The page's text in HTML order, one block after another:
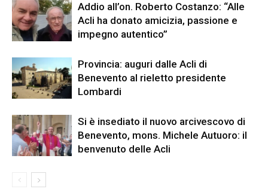
Addio all’on. Roberto Costanzo: “Alle
Acli ha donato amicizia, passione e
impegno autentico”
Provincia: auguri dalle Acli di
Benevento al rieletto presidente
Lombardi
Si è insediato il nuovo arcivescovo di
Benevento, mons. Michele Autuoro: il
benvenuto delle Acli